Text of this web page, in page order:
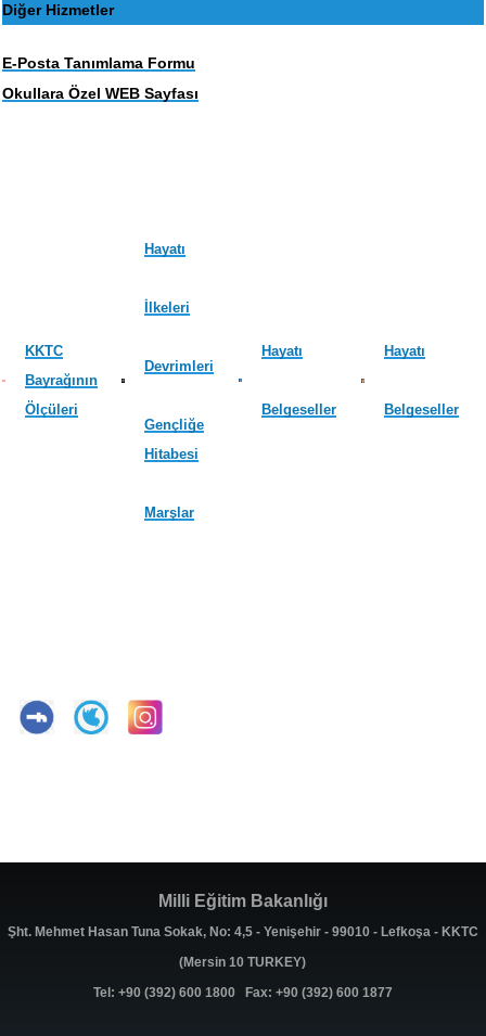
Diğer Hizmetler
E-Posta Tanımlama Formu
Okullara Özel WEB Sayfası
KKTC
Bayrağının
Ölçüleri
Hayatı
İlkeleri
Devrimleri
Gençliğe
Hitabesi
Marşlar
Hayatı
Belgeseller
Hayatı
Belgeseller
Milli Eğitim Bakanlığı
Şht. Mehmet Hasan Tuna Sokak, No: 4,5 - Yenişehir - 99010 - Lefkoşa - KKTC
(Mersin 10 TURKEY)
Tel: +90 (392) 600 1800 Fax: +90 (392) 600 1877